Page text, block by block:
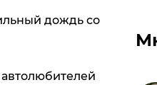
дождь со